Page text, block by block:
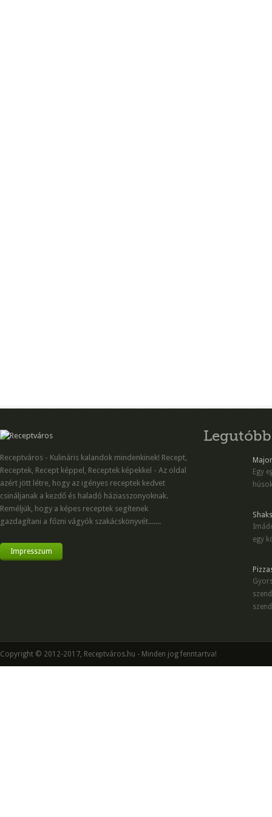
Receptváros - Kulináris kalandok mindenkinek! Recept,
Receptek, Recept képpel, Receptek képekkel - Az oldal
azért jött létre, hogy az igényes receptek kedvet
csináljanak a kezdő és haladó háziasszonyoknak.
Reméljük, hogy a képes receptek segítenek
gazdagítani a főzni vágyók szakácskönyvét.......
Impresszum
Egy
egy
Copyright © 2012-2017, Receptváros.hu - Minden jog fenntartva!